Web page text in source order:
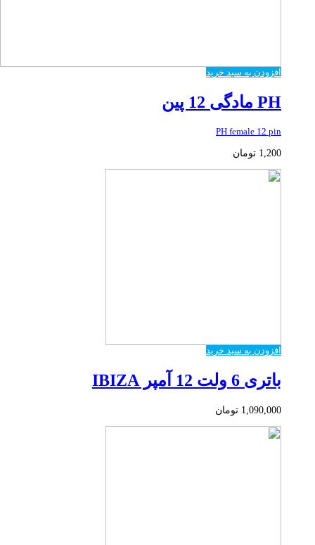
افزودن به سبد خرید
PH مادگی 12 پین
PH female 12 pin
1,200 تومان
افزودن به سبد خرید
باتری 6 ولت 12 آمپر IBIZA
1,090,000 تومان